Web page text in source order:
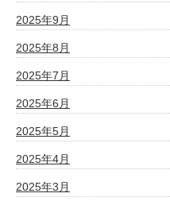
2025年9月
2025年8月
2025年7月
2025年6月
2025年5月
2025年4月
2025年3月